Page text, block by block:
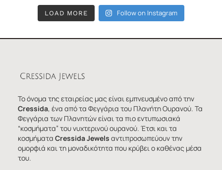
LOAD MORE Follow on Instagram
Το όνομα της εταιρείας μας είναι εμπνευσμένο από την
Cressida, ένα από τα Φεγγάρια του Πλανήτη Ουρανού. Τα
Φεγγάρια των Πλανητών είναι τα πιο εντυπωσιακά
“κοσμήματα” του νυχτερινού ουρανού. Έτσι και τα
κοσμήματα Cressida Jewels αντιπροσωπεύουν την
ομορφιά και τη μοναδικότητα που κρύβει ο καθένας μέσα
του.